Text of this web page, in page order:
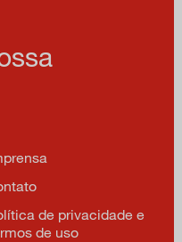
de privacidade e
de uso